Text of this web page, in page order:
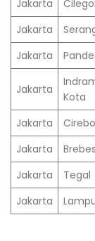
Jakarta
Jakarta
Jakarta
Jakarta
Kota
Jakarta
Jakarta
Brebes
Jakarta
Tegal
Jakarta